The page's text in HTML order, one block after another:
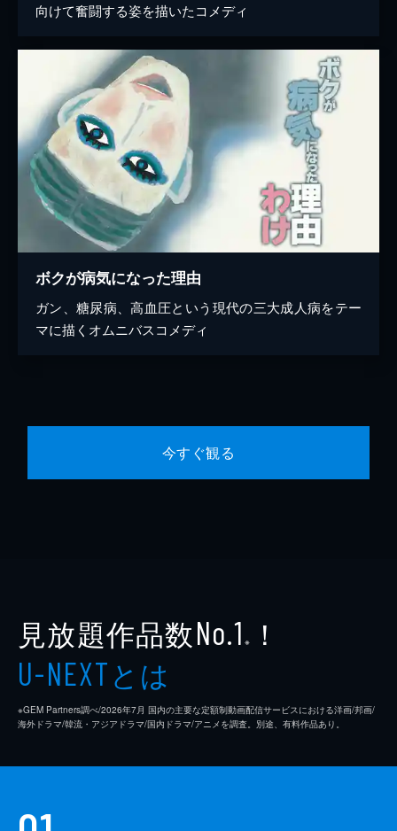
向けて奮闘する姿を描いたコメディ
ボクが病気になった理由
ガン、糖尿病、高血圧という現代の三大成人病をテー
マに描くオムニバスコメディ
今すぐ観る
見放題作品数No.1 ※ ！
U-NEXTとは
※GEM Partners調べ/2026年7⽉ 国内の主要な定額制動画配信サービスにおける洋画/邦画/
海外ドラマ/韓流・アジアドラマ/国内ドラマ/アニメを調査。別途、有料作品あり。